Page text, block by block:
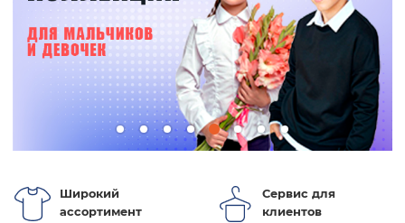
Широкий
ассортимент
Сервис для
клиентов